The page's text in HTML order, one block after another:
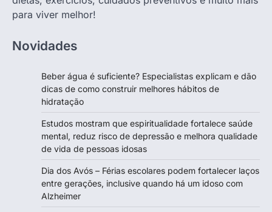
para viver melhor!
Novidades
Beber água é suficiente? Especialistas explicam e dão
dicas de como construir melhores hábitos de
hidratação
Estudos mostram que espiritualidade fortalece saúde
mental, reduz risco de depressão e melhora qualidade
de vida de pessoas idosas
Dia dos Avós – Férias escolares podem fortalecer laços
entre gerações, inclusive quando há um idoso com
Alzheimer